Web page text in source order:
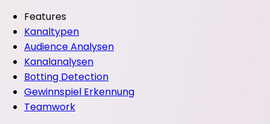
Features
Kanaltypen
Audience Analysen
Kanalanalysen
Botting Detection
Gewinnspiel Erkennung
Teamwork